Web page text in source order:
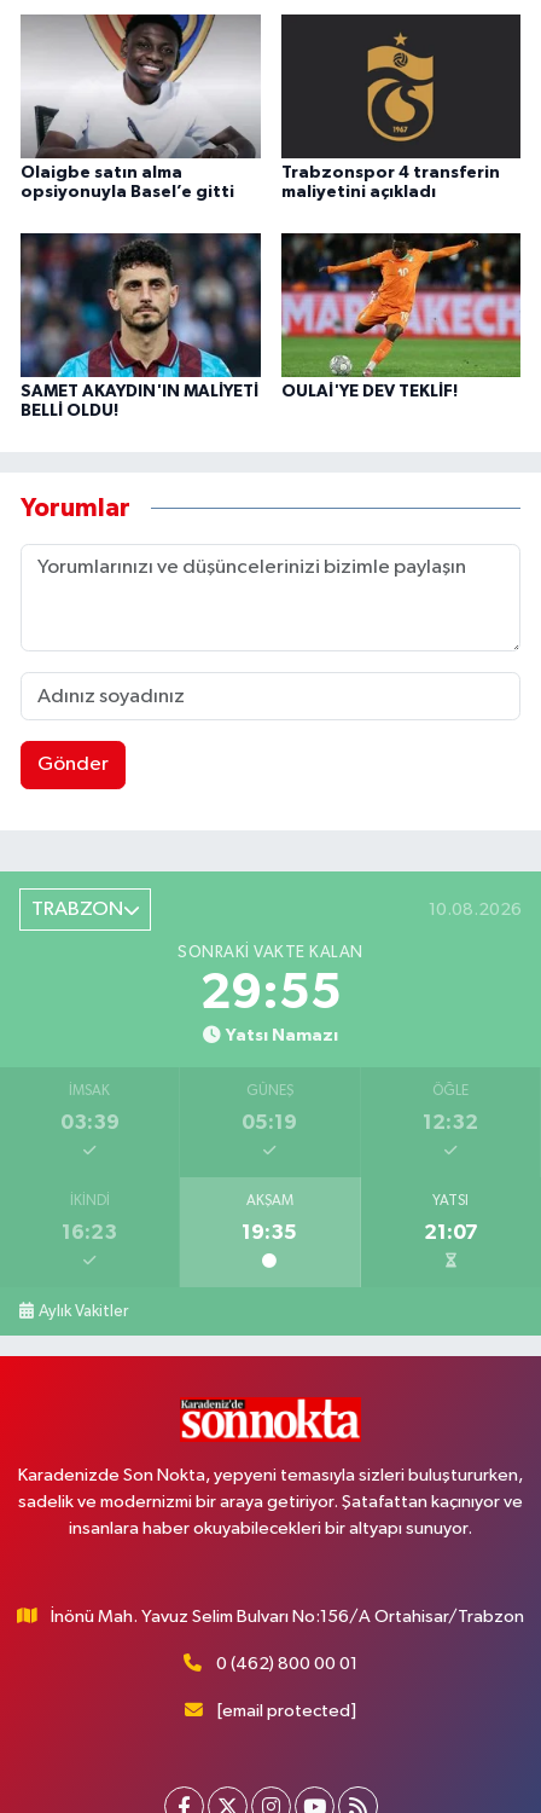
Olaigbe satın alma
opsiyonuyla Basel’e gitti
Trabzonspor 4 transferin
maliyetini açıkladı
SAMET AKAYDIN'IN MALİYETİ
BELLİ OLDU!
OULAİ'YE DEV TEKLİF!
Yorumlar
Gönder
TRABZON 10.08.2026
SONRAKI VAKTE KALAN
29:55
Yatsı Namazı
İMSAK
03:39
GÜNEŞ
05:19
ÖĞLE
12:32
İKINDI
16:23
AKŞAM
19:35
YATSI
21:07
Aylık Vakitler
Karadenizde Son Nokta, yepyeni temasıyla sizleri buluştururken,
sadelik ve modernizmi bir araya getiriyor. Şatafattan kaçınıyor ve
insanlara haber okuyabilecekleri bir altyapı sunuyor.
İnönü Mah. Yavuz Selim Bulvarı No:156/A Ortahisar/Trabzon
0 (462) 800 00 01
[email protected]